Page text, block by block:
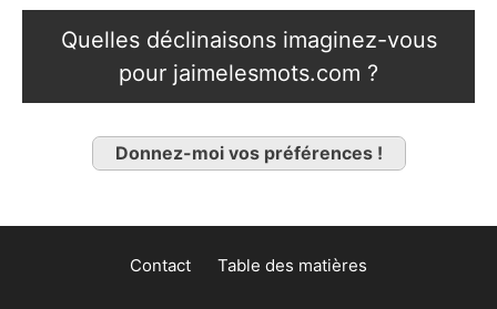
Quelles déclinaisons imaginez-vous
pour jaimelesmots.com ?
Donnez-moi vos préférences !
Contact Table des matières